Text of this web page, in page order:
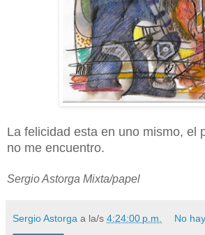
La felicidad esta en uno mismo, el
no me encuentro.
Sergio Astorga Mixta/papel
Sergio Astorga a la/s 4:24:00 p.m. No